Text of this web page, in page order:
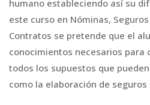
humano estableciendo así su
este curso en Nóminas,
Contratos se pretende que el
conocimientos necesarios para
todos los supuestos que
como la elaboración de